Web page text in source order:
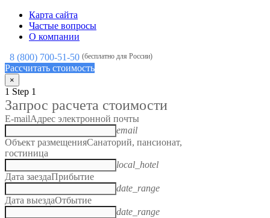
Карта сайта
Частые вопросы
О компании
8 (800) 700-51-50 (бесплатно для России)
Рассчитать стоимость
×
1 Step 1
Запрос расчета стоимости
E-mailАдрес электронной почты
email
Объект размещенияСанаторий, пансионат,
гостиница
local_hotel
Дата заездаПрибытие
date_range
Дата выездаОтбытие
date_range